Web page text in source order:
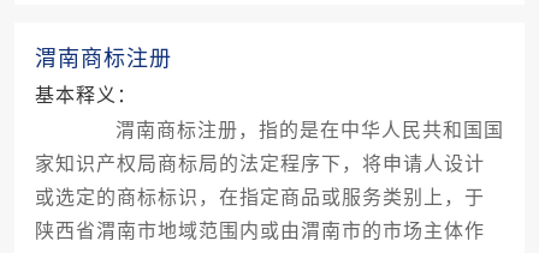
渭南商标注册
基本释义：
渭南商标注册，指的是在中华人民共和国国
家知识产权局商标局的法定程序下，将申请人设计
或选定的商标标识，在指定商品或服务类别上，于
陕西省渭南市地域范围内或由渭南市的市场主体作